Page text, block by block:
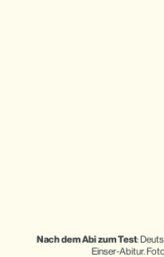
Nach dem Abi zum Test:
Einser-Abitur.